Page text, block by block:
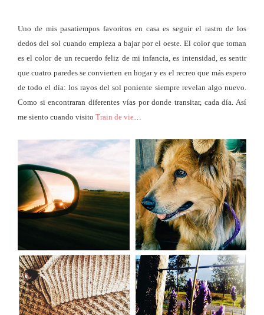
Uno de mis pasatiempos favoritos en casa es seguir el rastro de los
dedos del sol cuando empieza a bajar por el oeste. El color que toman
es el color de un recuerdo feliz de mi infancia, es intensidad, es sentir
que cuatro paredes se convierten en hogar y es el recreo que más espero
de todo el día: los rayos del sol poniente siempre revelan algo nuevo.
Como si encontraran diferentes vías por donde transitar, cada día. Así
me siento cuando visito Train de vie…